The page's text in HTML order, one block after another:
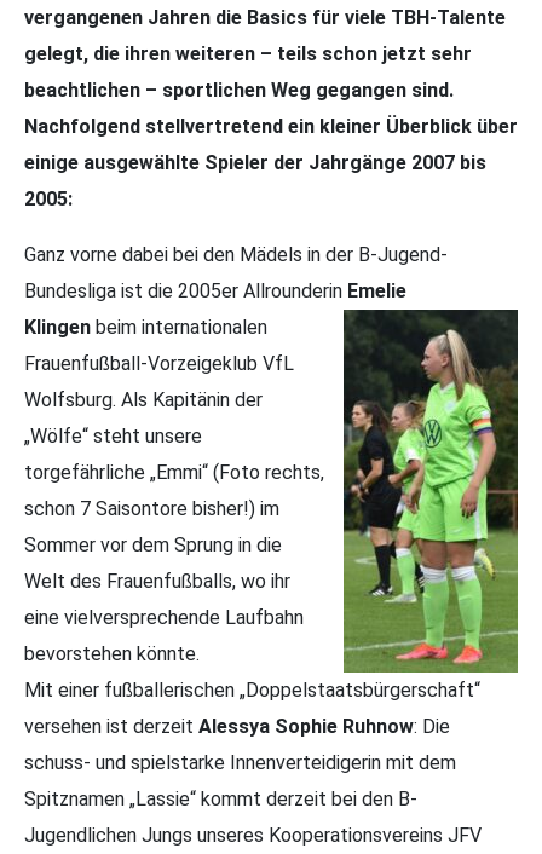
vergangenen Jahren die Basics für viele TBH-Talente
gelegt, die ihren weiteren – teils schon jetzt sehr
beachtlichen – sportlichen Weg gegangen sind.
Nachfolgend stellvertretend ein kleiner Überblick über
einige ausgewählte Spieler der Jahrgänge 2007 bis
2005:
Ganz vorne dabei bei den Mädels in der B-Jugend-
Bundesliga ist die 2005er Allrounderin Emelie
Klingen beim internationalen
Frauenfußball-Vorzeigeklub VfL
Wolfsburg. Als Kapitänin der
„Wölfe“ steht unsere
torgefährliche „Emmi“ (Foto rechts,
schon 7 Saisontore bisher!) im
Sommer vor dem Sprung in die
Welt des Frauenfußballs, wo ihr
eine vielversprechende Laufbahn
bevorstehen könnte.
Mit einer fußballerischen „Doppelstaatsbürgerschaft“
versehen ist derzeit Alessya Sophie Ruhnow: Die
schuss- und spielstarke Innenverteidigerin mit dem
Spitznamen „Lassie“ kommt derzeit bei den B-
Jugendlichen Jungs unseres Kooperationsvereins JFV